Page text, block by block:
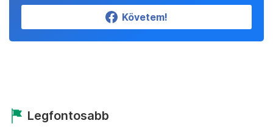
Követem!
Legfontosabb